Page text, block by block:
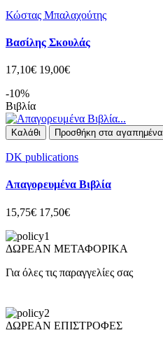
Κώστας Μπαλαχούτης
Βασίλης Σκουλάς
17,10€ 19,00€
-10%
Βιβλία
Καλάθι Προσθήκη στα αγαπημένα
DK publications
Απαγορευμένα Βιβλία
15,75€ 17,50€
ΔΩΡΕΑΝ ΜΕΤΑΦΟΡΙΚΑ
Για όλες τις παραγγελίες σας
ΔΩΡΕΑΝ ΕΠΙΣΤΡΟΦΕΣ